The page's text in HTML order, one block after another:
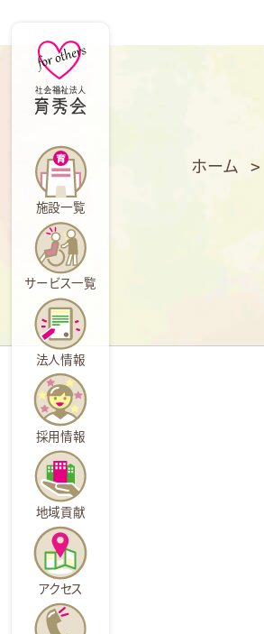
施設一覧
サービス一覧
法人情報
採用情報
地域貢献
アクセス
ホーム >